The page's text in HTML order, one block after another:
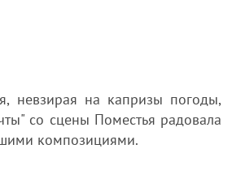
невзирая на капризы погоды,
со сцены Поместья радовала
композициями.